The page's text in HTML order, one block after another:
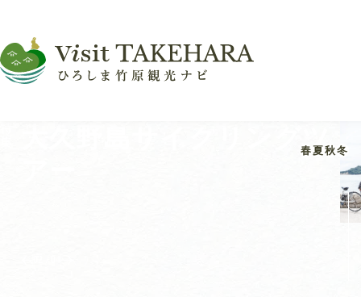
春夏秋冬
大久野島（うさぎの島）
大久野島サイクリングツ
たけはら町並み保存地区
うさぎ×レトロ×カフェ